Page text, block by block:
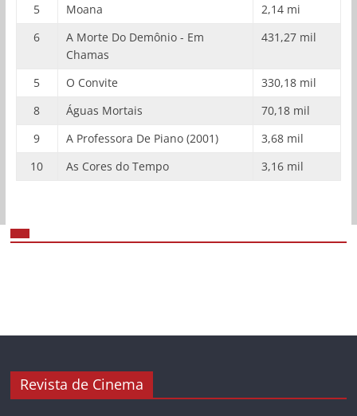
5
Moana
2,14 mi
6
A Morte Do Demônio - Em
Chamas
431,27 mil
5 O Convite
330,18 mil
8
Águas Mortais
70,18 mil
9
A Professora De Piano (2001)
3,68 mil
10
As Cores do Tempo 3,16 mil
Revista de Cinema